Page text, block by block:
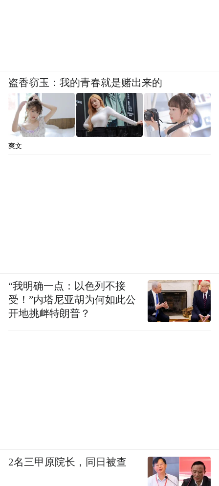
盗香窃玉：我的青春就是赌出来的
爽文
“我明确一点：以色列不接
受！”内塔尼亚胡为何如此公
开地挑衅特朗普？
2名三甲原院长，同日被查